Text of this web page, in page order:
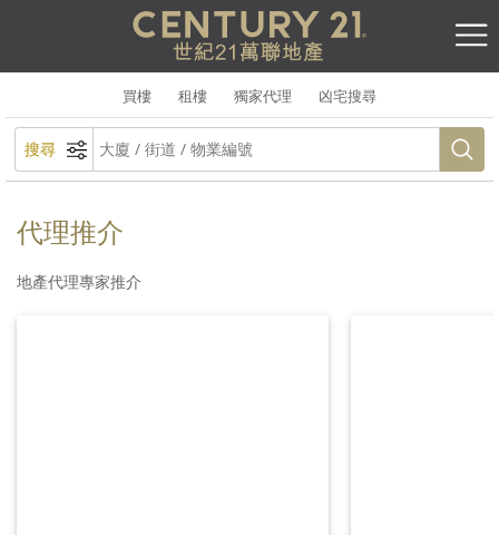
買樓 租樓 獨家代理 凶宅搜尋
搜尋
代理推介
地產代理專家推介